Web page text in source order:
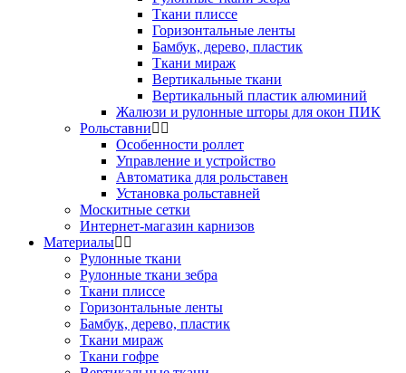
Ткани плиссе
Горизонтальные ленты
Бамбук, дерево, пластик
Ткани мираж
Вертикальные ткани
Вертикальный пластик алюминий
Жалюзи и рулонные шторы для окон ПИК
Рольставни
Особенности роллет
Управление и устройство
Автоматика для рольставен
Установка рольставней
Москитные сетки
Интернет-магазин карнизов
Материалы
Рулонные ткани
Рулонные ткани зебра
Ткани плиссе
Горизонтальные ленты
Бамбук, дерево, пластик
Ткани мираж
Ткани гофре